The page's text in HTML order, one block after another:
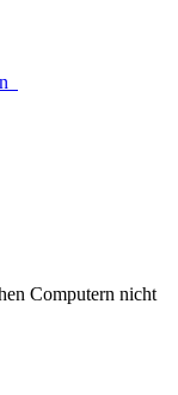
Computern nicht